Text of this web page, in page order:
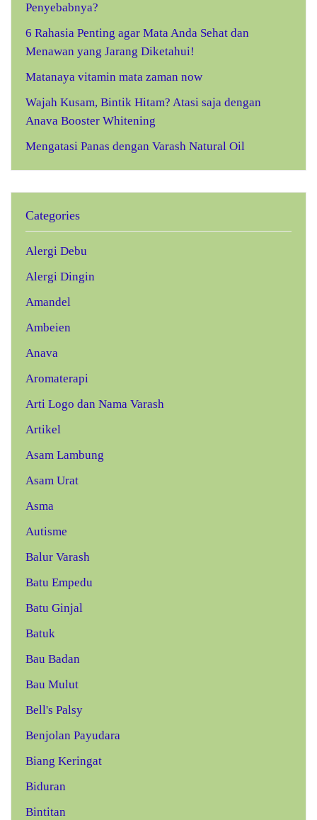
Penyebabnya?
6 Rahasia Penting agar Mata Anda Sehat dan
Menawan yang Jarang Diketahui!
Matanaya vitamin mata zaman now
Wajah Kusam, Bintik Hitam? Atasi saja dengan
Anava Booster Whitening
Mengatasi Panas dengan Varash Natural Oil
Categories
Alergi Debu
Alergi Dingin
Amandel
Ambeien
Anava
Aromaterapi
Arti Logo dan Nama Varash
Artikel
Asam Lambung
Asam Urat
Asma
Autisme
Balur Varash
Batu Empedu
Batu Ginjal
Batuk
Bau Badan
Bau Mulut
Bell's Palsy
Benjolan Payudara
Biang Keringat
Biduran
Bintitan